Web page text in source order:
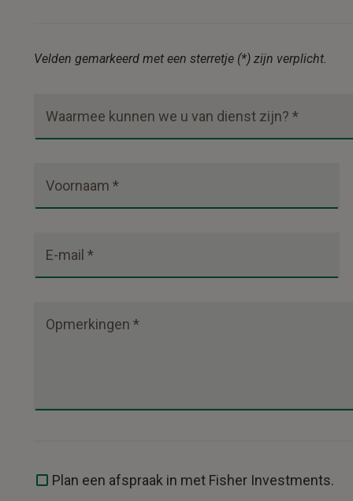
Velden gemarkeerd met een sterretje (*) zijn verplicht.
Waarmee kunnen we u van dienst zijn? *
Voornaam *
E-mail *
Opmerkingen *
Plan een afspraak in met Fisher Investments.